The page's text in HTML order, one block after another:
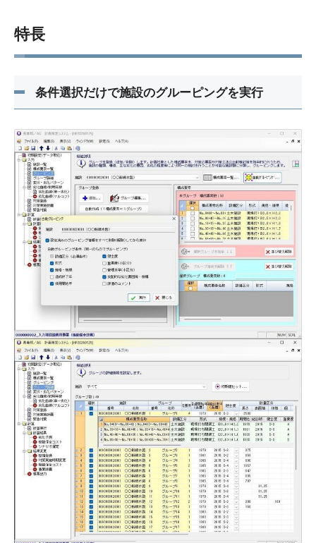
特長
条件選択だけで施設のグルーピングを実行